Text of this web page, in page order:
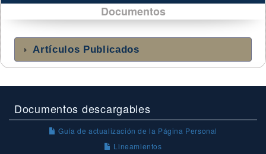
Documentos
Artículos Publicados
Documentos descargables
Guía de actualización de la Página Personal
Lineamientos